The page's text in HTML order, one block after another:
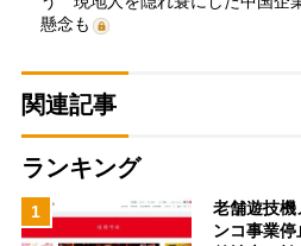
懸念も
関連記事
ランキング
1
老舗遊技
ンコ事業